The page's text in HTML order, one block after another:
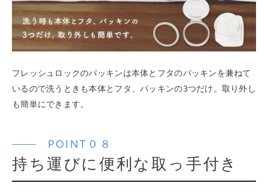
フレッシュロックのパッキンは本体とフタのパッキンを兼ねて
いるので洗うときも本体とフタ、パッキンの3つだけ。取り外し
も簡単にできます。
POINT０８
持ち運びに便利な取っ手付き